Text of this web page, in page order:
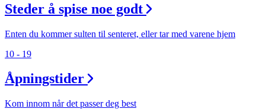
Inspirasjon
Søk
Steder å spise noe godt
Enten du kommer sulten til senteret, eller tar med varene hjem
10 - 19
Åpningstider
Kom innom når det passer deg best